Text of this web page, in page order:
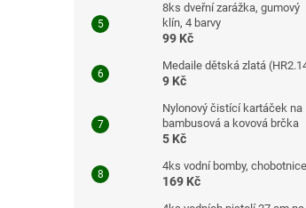
8ks dveřní zarážka, gumový
klín, 4 barvy
99 Kč
Medaile dětská zlatá
9 Kč
Nylonový čistící kartáček na
bambusová a kovová brčka
5 Kč
4ks vodní bomby, chobotnice
169 Kč